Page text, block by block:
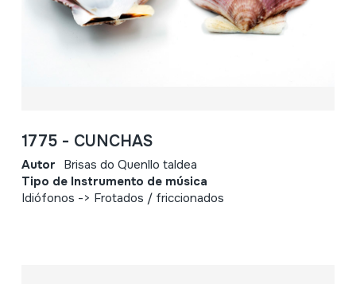
1775 - CUNCHAS
Autor Brisas do Quenllo taldea
Tipo de Instrumento de música
Idiófonos -> Frotados / friccionados